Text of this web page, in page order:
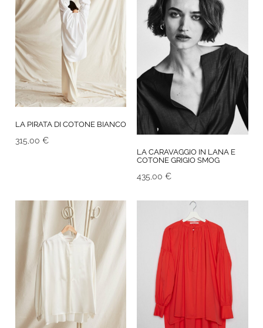
LA PIRATA DI COTONE BIANCO
315,00 €
LA CARAVAGGIO IN LANA E
COTONE GRIGIO SMOG
435,00 €